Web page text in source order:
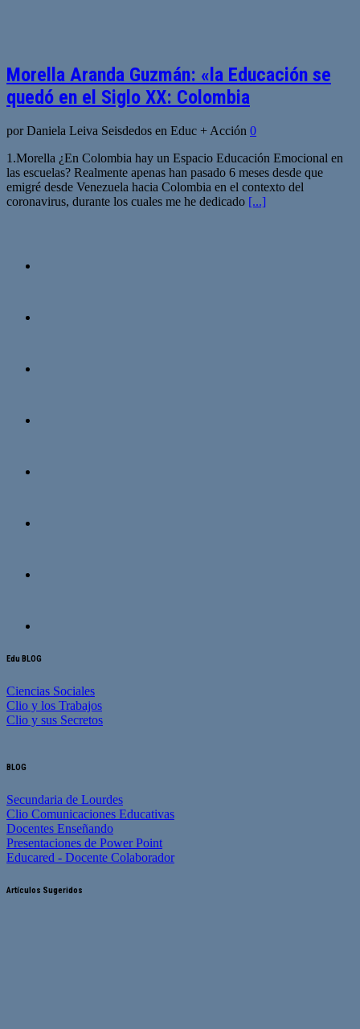
Morella Aranda Guzmán: «la Educación se
quedó en el Siglo XX: Colombia
por Daniela Leiva Seisdedos en Educ + Acción 0
1.Morella ¿En Colombia hay un Espacio Educación Emocional en
las escuelas? Realmente apenas han pasado 6 meses desde que
emigré desde Venezuela hacia Colombia en el contexto del
coronavirus, durante los cuales me he dedicado [...]
Edu BLOG
Ciencias Sociales
Clio y los Trabajos
Clio y sus Secretos
BLOG
Secundaria de Lourdes
Clio Comunicaciones Educativas
Docentes Enseñando
Presentaciones de Power Point
Educared - Docente Colaborador
Artículos Sugeridos